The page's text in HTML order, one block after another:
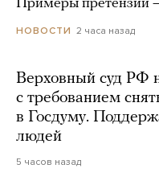
Примеры претензий
НОВОСТИ 2 часа назад
Верховный суд РФ
с требованием
в Госдуму.
людей
5 часов назад